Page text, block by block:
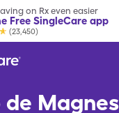
on Rx even easier
Free SingleCare app
(23,450)